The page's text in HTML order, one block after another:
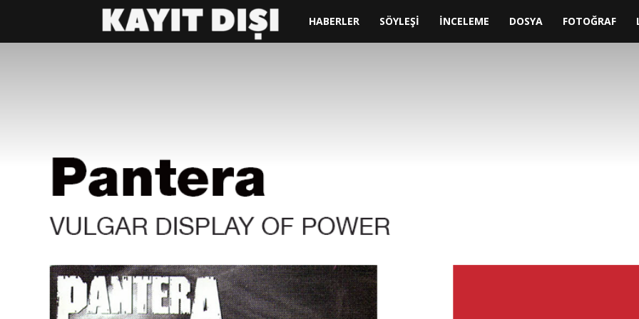
KAYIT
HABERLER SÖYLEŞİ İNCELEME DOSYA FOTOĞRAF